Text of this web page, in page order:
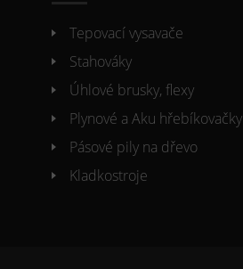
Tepovací vysavače
Stahováky
Úhlové brusky, flexy
Plynové a Aku hřebíkovačky
Pásové pily na dřevo
Kladkostroje